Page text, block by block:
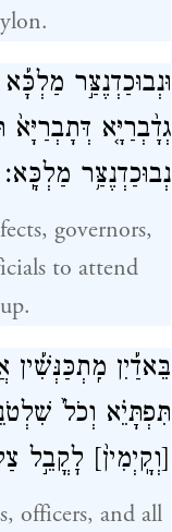
וּנְבוּכַדְנֶצַּ֣ר
גְדָ֨בְרַיָּ֤א
נְבוּכַדְנֶצַּ֥ר מַלְכָּֽא׃
governors,
to attend
בֵּאדַ֡יִן מִֽתְכַּנְּשִׁ֡ין
תִּפְתָּיֵ֗א וְכֹל֙
[וְקָֽיְמִין֙] לׇקֳבֵ֣ל
officers, and all